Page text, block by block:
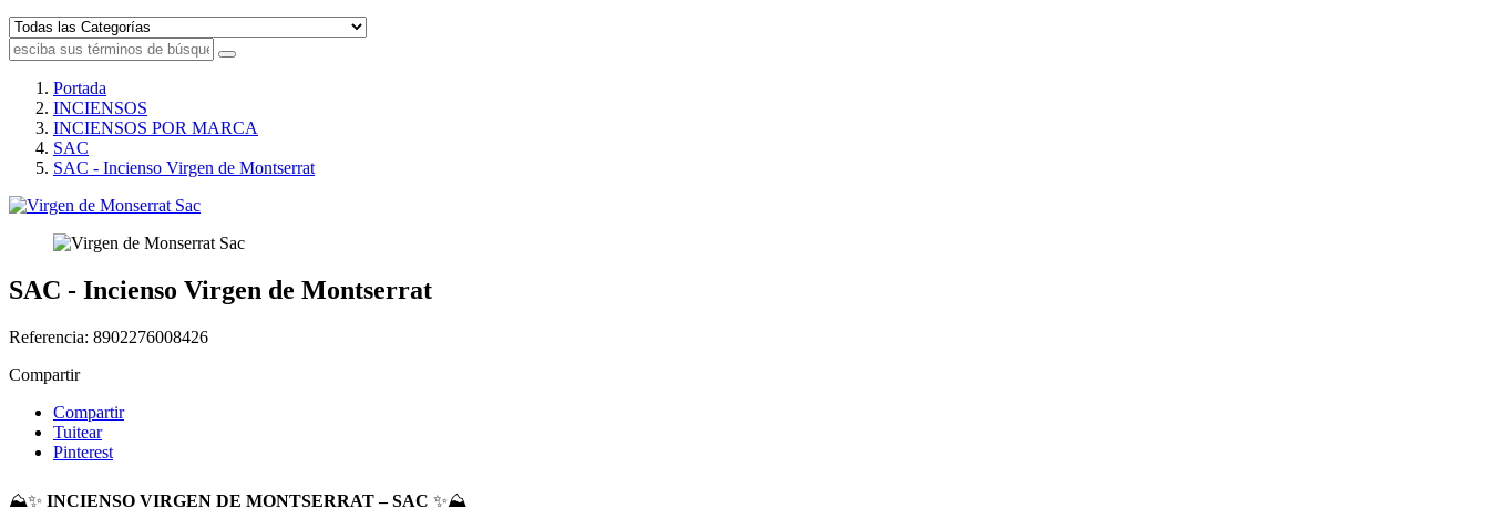
Portada
INCIENSOS
INCIENSOS POR MARCA
SAC
SAC - Incienso Virgen de Montserrat
SAC - Incienso Virgen de Montserrat
Referencia: 8902276008426
Compartir
Compartir
Tuitear
Pinterest
⛰️✨ INCIENSO VIRGEN DE MONTSERRAT – SAC ✨⛰️